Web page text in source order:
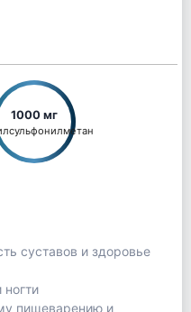
1000 мг
суставов и здоровье
пищеварению и